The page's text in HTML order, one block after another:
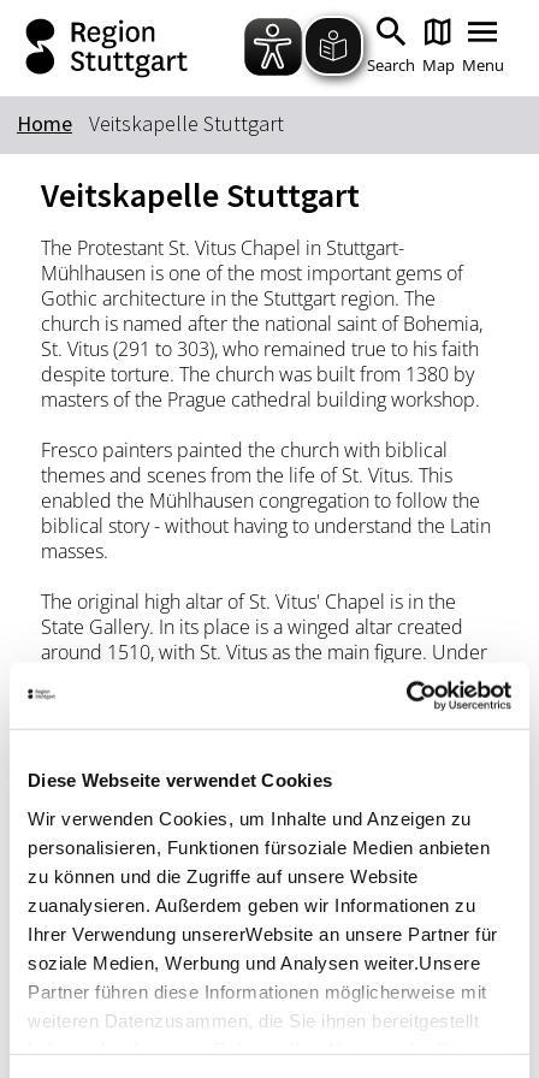
Diese Webseite verwendet Cookies
Wir verwenden Cookies, um Inhalte und Anzeigen zu
personalisieren, Funktionen fürsoziale Medien anbieten
zu können und die Zugriffe auf unsere Website
zuanalysieren. Außerdem geben wir Informationen zu
Ihrer Verwendung unsererWebsite an unsere Partner für
soziale Medien, Werbung und Analysen weiter.Unsere
Partner führen diese Informationen möglicherweise mit
weiteren Datenzusammen, die Sie ihnen bereitgestellt
Zum Hauptinhalt springen
Zur Suche springen
Zur Hauptnavigation
Zum Footer springen
Search Map Menu
Keyword
Home Veitskapelle Stuttgart
Veitskapelle Stuttgart
The Protestant St. Vitus Chapel in Stuttgart-
Mühlhausen is one of the most important gems of
Gothic architecture in the Stuttgart region. The
church is named after the national saint of Bohemia,
St. Vitus (291 to 303), who remained true to his faith
despite torture. The church was built from 1380 by
masters of the Prague cathedral building workshop.
Fresco painters painted the church with biblical
themes and scenes from the life of St. Vitus. This
enabled the Mühlhausen congregation to follow the
biblical story - without having to understand the Latin
masses.
The original high altar of St. Vitus' Chapel is in the
State Gallery. In its place is a winged altar created
around 1510, with St. Vitus as the main figure. Under
the canopies, carved altars depict the figures of Peter,
Paul and John as well as the martyrs Dorothea,
Katharina, Walpurga, Barbara and Agathe.
and the medieval Mary Fainting Group.
Location & Contact
Veitskapelle
Meierberg 16
70378 Stuttgart
Phone:+49 (0)711 532 313
Email:Ev.Pfarramt@Veitskapelle.de